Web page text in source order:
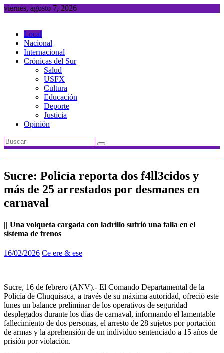
Saltar
viernes, agosto 7, 2026
Local
Nacional
Internacional
Crónicas del Sur
Salud
USFX
Cultura
Educación
Deporte
Justicia
Opinión
Sucre: Policía reporta dos f4ll3cidos y
más de 25 arrestados por desmanes en
carnaval
|| Una volqueta cargada con ladrillo sufrió una falla en el
sistema de frenos
16/02/2026 Ce ere & ese
Sucre, 16 de febrero (ANV).- El Comando Departamental de la
Policía de Chuquisaca, a través de su máxima autoridad, ofreció este
lunes un balance preliminar de los operativos de seguridad
desplegados durante los días de carnaval, informando el lamentable
fallecimiento de dos personas, el arresto de 28 sujetos por portación
de armas y la aprehensión de un individuo sentenciado a 15 años de
prisión por violación.